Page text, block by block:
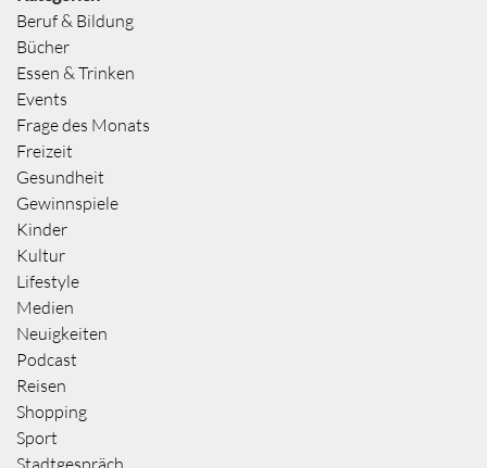
Beruf & Bildung
Bücher
Essen & Trinken
Events
Frage des Monats
Freizeit
Gesundheit
Gewinnspiele
Kinder
Kultur
Lifestyle
Medien
Neuigkeiten
Podcast
Reisen
Shopping
Sport
Stadtgespräch